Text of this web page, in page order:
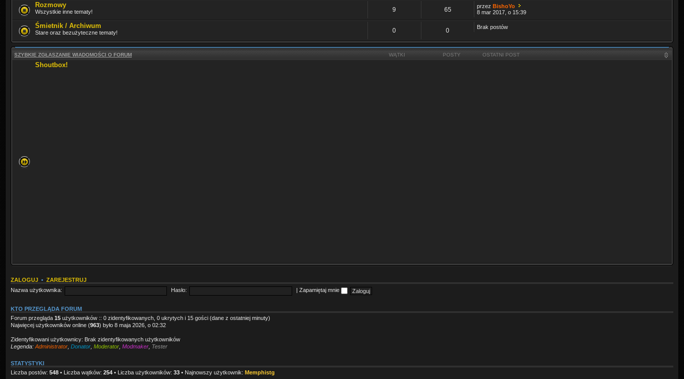
Rozmowy
Wszystkie inne tematy! 9 65 przezBishoYo
8 mar 2017, o 15:39
Śmietnik / Archiwum
Stare oraz bezużyteczne tematy! 0 0 Brak postów
SZYBKIE ZGŁASZANIE WIADOMOŚCI O FORUM WĄTKI POSTY OSTATNI POST
Shoutbox!
ZALOGUJ • ZAREJESTRUJ
Nazwa użytkownika:
Hasło: Zapamiętaj mnie
KTO PRZEGLĄDA FORUM
Forum przegląda 15 użytkowników :: 0 zidentyfikowanych, 0 ukrytych i 15 gości (dane z ostatniej minuty)
Najwięcej użytkowników online (963) było 8 maja 2026, o 02:32
Zidentyfikowani użytkownicy: Brak zidentyfikowanych użytkowników
Legenda: Administrator Donator Moderator Modmaker Tester
STATYSTYKI
Liczba postów: 548 • Liczba wątków: 254 • Liczba użytkowników: 33 • Najnowszy użytkownik: Memphistg